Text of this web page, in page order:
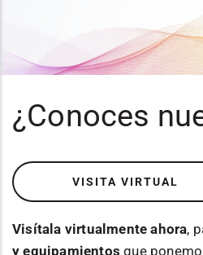
¿Conoces
VISITA VIRTUAL
Visítala virtualmente ahora,
y equipamientos que